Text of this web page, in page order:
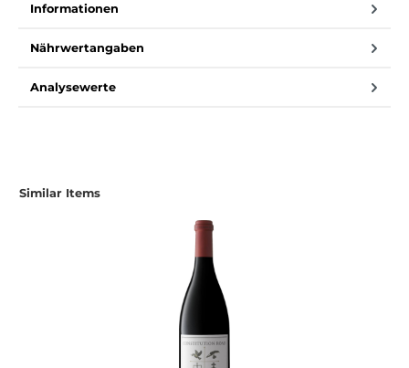
Informationen
Nährwertangaben
Analysewerte
Similar Items